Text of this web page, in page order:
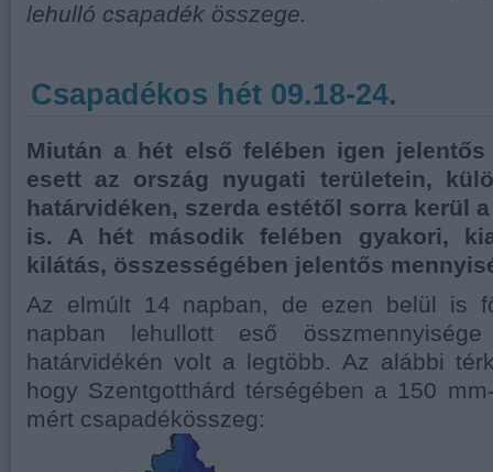
lehulló csapadék összege.
Csapadékos hét 09.18-24.
Miután a hét első felében igen
esett az ország nyugati területein,
határvidéken, szerda estétől sorra kerül
is. A hét második felében gyakori,
kilátás, összességében jelentős
Az elmúlt 14 napban, de ezen belül is
napban lehullott eső
határvidékén volt a legtöbb. Az alábbi
hogy Szentgotthárd térségében a 150
mért csapadékösszeg: